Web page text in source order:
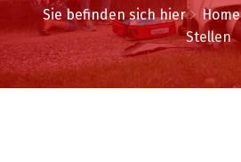
Sie befinden sich hier Home
Stellen